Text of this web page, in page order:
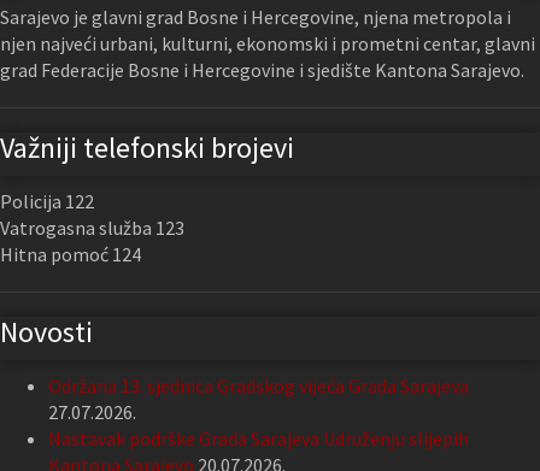
Sarajevo je glavni grad Bosne i Hercegovine, njena metropola i
njen najveći urbani, kulturni, ekonomski i prometni centar, glavni
grad Federacije Bosne i Hercegovine i sjedište Kantona Sarajevo.
Važniji telefonski brojevi
Policija 122
Vatrogasna služba 123
Hitna pomoć 124
Novosti
Održana 13. sjednica Gradskog vijeća Grada Sarajeva
27.07.2026.
Nastavak podrške Grada Sarajeva Udruženju slijepih
Kantona Sarajevo 20.07.2026.